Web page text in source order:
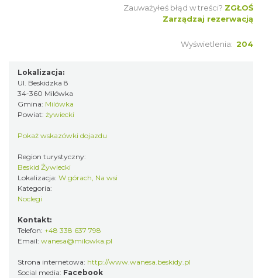
Zauważyłeś błąd w treści? ZGŁOŚ
Zarządzaj rezerwacją
Wyświetlenia: 204
Lokalizacja:
Ul. Beskidzka 8
34-360 Milówka
Gmina: Milówka
Powiat: żywiecki
Pokaż wskazówki dojazdu
Region turystyczny:
Beskid Żywiecki
Lokalizacja: W górach, Na wsi
Kategoria:
Noclegi
Kontakt:
Telefon: +48 338 637 798
Email: wanesa@milowka.pl
Strona internetowa: http://www.wanesa.beskidy.pl
Social media: Facebook